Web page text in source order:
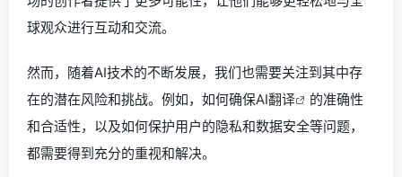
球观众进行互动和交流。
然而，随着AI技术的不断发展，我们也需要关注到其中存
在的潜在风险和挑战。例如，如何确保AI翻译
的准确性
和合适性，以及如何保护用户的隐私和数据安全等问题，
都需要得到充分的重视和解决。